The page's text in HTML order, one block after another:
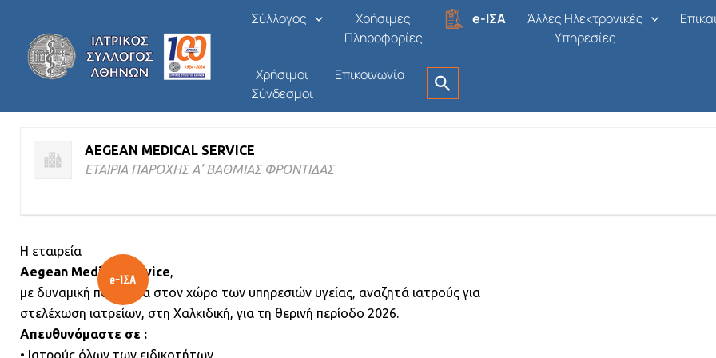
περιεχόμενο
Σύλλογος
Χρήσιμες
Πληροφορίες
e-ΙΣΑ
Άλλες Ηλεκτρονικές
Υπηρεσίες
Χρήσιμοι
Σύνδεσμοι
Επικοινωνία
AEGEAN MEDICAL SERVICE
Από/09/07/2026
ΑΠΑΣΧΟΛΗΣΗ - ΖΗΤΗΣΗ ΙΑΤΡΙΚΟΥ ΠΡΟΣΩΠΙΚΟΥ Δημοσιεύτηκε πριν από 4 εβδομάδες
AEGEAN MEDICAL SERVICE
ΕΤΑΙΡΙΑ ΠΑΡΟΧΗΣ Α' ΒΑΘΜΙΑΣ ΦΡΟΝΤΙΔΑΣ
Η εταιρεία
Aegean Medical Service,
με δυναμική παρουσία στον χώρο των υπηρεσιών υγείας, αναζητά ιατρούς για
στελέχωση ιατρείων, στη Χαλκιδική, για τη θερινή περίοδο 2026.
Απευθυνόμαστε σε :
• Ιατρούς όλων των ειδικοτήτων